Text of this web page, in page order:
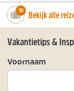
number_of_trips:
10 Bekijk alle
Vakantietips &
Voornaam